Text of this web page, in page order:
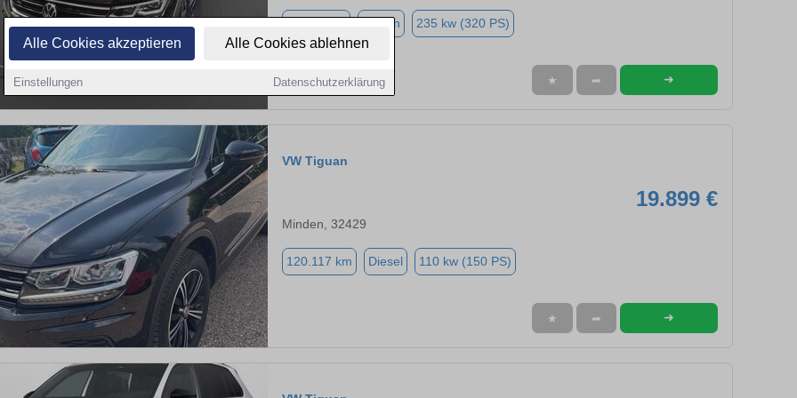
Alle Cookies akzeptieren Alle Cookies ablehnen
Einstellungen Datenschutzerklärung
Benzin 235 kw (320 PS)
★ ➦ ➜
VW Tiguan
19.899 €
Minden, 32429
120.117 km Diesel 110 kw (150 PS)
★ ➦ ➜